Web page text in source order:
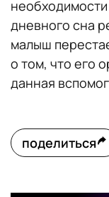
дневного сна
малыш
о том, что его
данная
поделиться